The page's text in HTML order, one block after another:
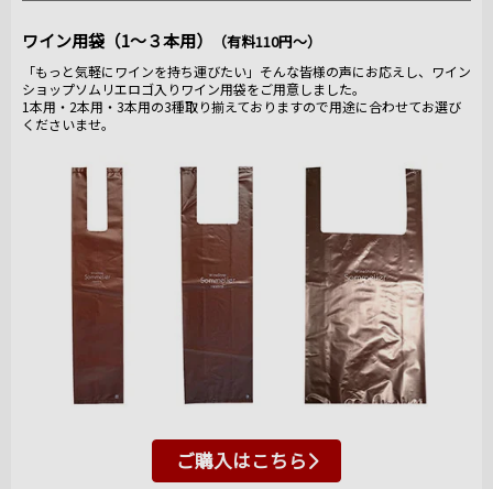
ワイン用袋（1～３本用） （有料110円～）
「もっと気軽にワインを持ち運びたい」そんな皆様の声にお応えし、ワイン
ショップソムリエロゴ入りワイン用袋をご用意しました。
1本用・2本用・3本用の3種取り揃えておりますので用途に合わせてお選び
くださいませ。
ご購入はこちら